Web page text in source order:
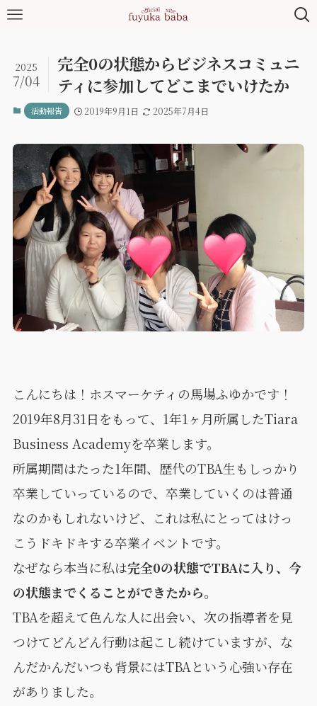
完全0の状態からビジネスコミュニ
ティに参加してどこまでいけたか
2025
7/04
活動報告 2019年9月1日 2025年7月4日
こんにちは！ホスマーケティの馬場ふゆかです！
2019年8月31日をもって、1年1ヶ月所属したTiara
Business Academyを卒業します。
所属期間はたった1年間、歴代のTBA生もしっかり
卒業していっているので、卒業していくのは普通
なのかもしれないけど、これは私にとってはけっ
こうドキドキする卒業イベントです。
なぜなら本当に私は完全0の状態でTBAに入り、今
の状態までくることができたから。
TBAを超えて色んな人に出会い、次の指導者を見
つけてどんどん行動は起こし続けていますが、な
んだかんだいつも背景にはTBAという心強い存在
がありました。